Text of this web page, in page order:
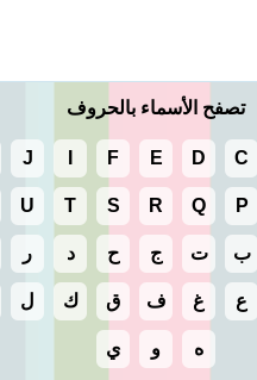
تصفح الأسماء بالحروف
C
D
E
F
J
P
Q
R
S
T
U
ب ت ج ح د ر
ع غ ف ق ك ل
ه و ي